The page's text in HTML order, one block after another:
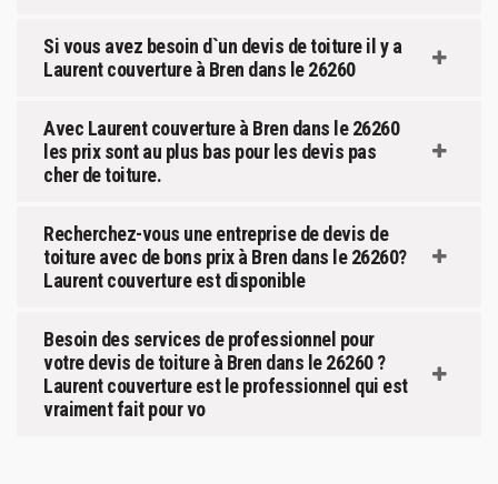
Si vous avez besoin d`un devis de toiture il y a
Laurent couverture à Bren dans le 26260
Avec Laurent couverture à Bren dans le 26260
les prix sont au plus bas pour les devis pas
cher de toiture.
Recherchez-vous une entreprise de devis de
toiture avec de bons prix à Bren dans le 26260?
Laurent couverture est disponible
Besoin des services de professionnel pour
votre devis de toiture à Bren dans le 26260 ?
Laurent couverture est le professionnel qui est
vraiment fait pour vo